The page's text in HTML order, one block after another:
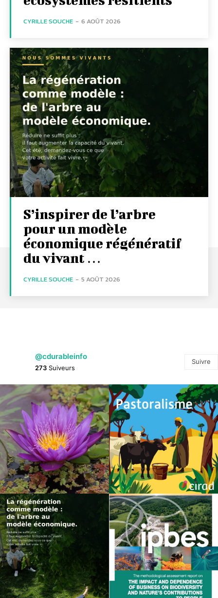
CYRILLE SOUCHE - 6 AOÛT 2026
S’inspirer de l’arbre
pour un modèle
économique régénératif
du vivant …
CYRILLE SOUCHE - 5 AOÛT 2026
@cdurableinfo
273 Suiveurs
Suivre